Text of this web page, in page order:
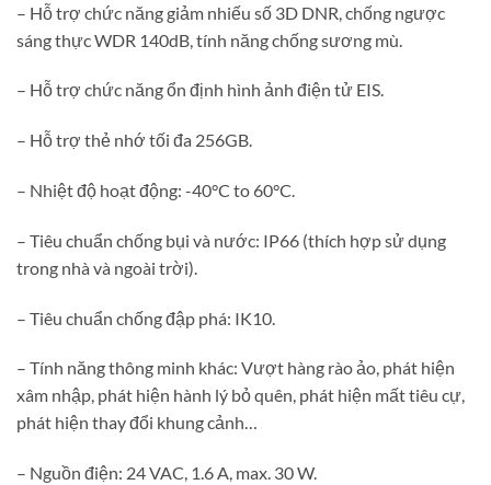
– Hỗ trợ chức năng giảm nhiếu số 3D DNR, chống ngược
sáng thực WDR 140dB, tính năng chống sương mù.
– Hỗ trợ chức năng ổn định hình ảnh điện tử EIS.
– Hỗ trợ thẻ nhớ tối đa 256GB.
– Nhiệt độ hoạt động: -40°C to 60°C.
– Tiêu chuẩn chống bụi và nước: IP66 (thích hợp sử dụng
trong nhà và ngoài trời).
– Tiêu chuẩn chống đập phá: IK10.
– Tính năng thông minh khác: Vượt hàng rào ảo, phát hiện
xâm nhập, phát hiện hành lý bỏ quên, phát hiện mất tiêu cự,
phát hiện thay đổi khung cảnh…
– Nguồn điện: 24 VAC, 1.6 A, max. 30 W.